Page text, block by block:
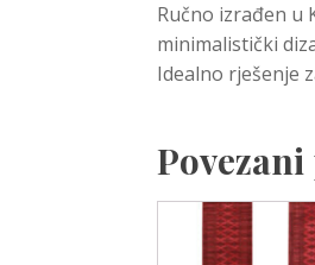
Ručno izrađen u
minimalistički
Idealno rješenje